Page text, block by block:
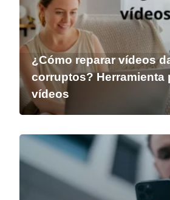
¿Cómo reparar vídeos
corruptos? Herramienta
vídeos